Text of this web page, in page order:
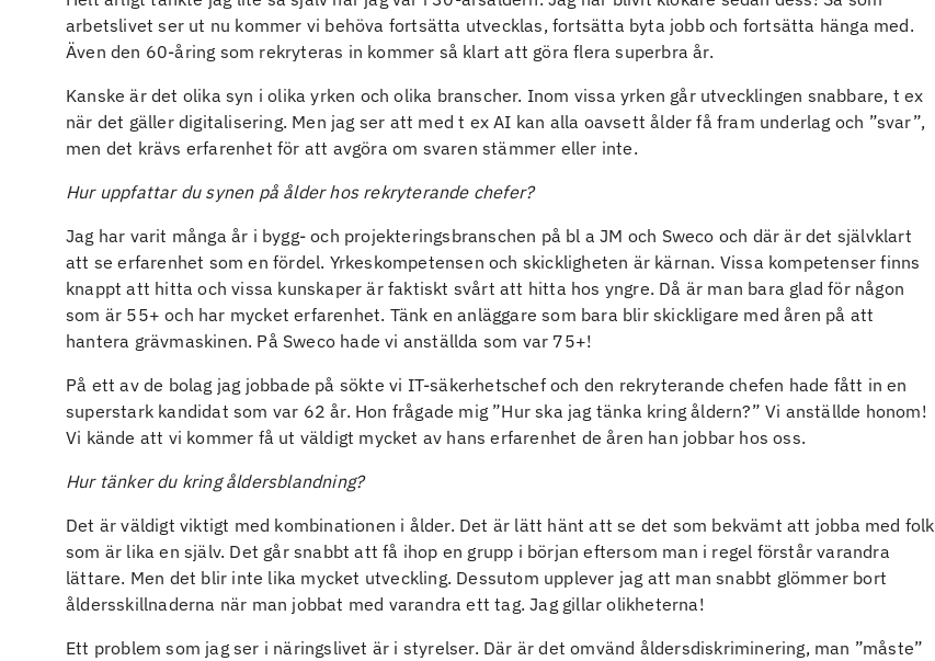
arbetslivet ser ut nu kommer vi behöva fortsätta utvecklas, fortsätta byta jobb och fortsätta hänga med.
Även den 60-åring som rekryteras in kommer så klart att göra flera superbra år.
Kanske är det olika syn i olika yrken och olika branscher. Inom vissa yrken går utvecklingen snabbare, t ex
när det gäller digitalisering. Men jag ser att med t ex AI kan alla oavsett ålder få fram underlag och ”svar”,
men det krävs erfarenhet för att avgöra om svaren stämmer eller inte.
Hur uppfattar du synen på ålder hos rekryterande chefer?
Jag har varit många år i bygg- och projekteringsbranschen på bl a JM och Sweco och där är det självklart
att se erfarenhet som en fördel. Yrkeskompetensen och skickligheten är kärnan. Vissa kompetenser finns
knappt att hitta och vissa kunskaper är faktiskt svårt att hitta hos yngre. Då är man bara glad för någon
som är 55+ och har mycket erfarenhet. Tänk en anläggare som bara blir skickligare med åren på att
hantera grävmaskinen. På Sweco hade vi anställda som var 75+!
På ett av de bolag jag jobbade på sökte vi IT-säkerhetschef och den rekryterande chefen hade fått in en
superstark kandidat som var 62 år. Hon frågade mig ”Hur ska jag tänka kring åldern?” Vi anställde honom!
Vi kände att vi kommer få ut väldigt mycket av hans erfarenhet de åren han jobbar hos oss.
Hur tänker du kring åldersblandning?
Det är väldigt viktigt med kombinationen i ålder. Det är lätt hänt att se det som bekvämt att jobba med folk
som är lika en själv. Det går snabbt att få ihop en grupp i början eftersom man i regel förstår varandra
lättare. Men det blir inte lika mycket utveckling. Dessutom upplever jag att man snabbt glömmer bort
åldersskillnaderna när man jobbat med varandra ett tag. Jag gillar olikheterna!
Ett problem som jag ser i näringslivet är i styrelser. Där är det omvänd åldersdiskriminering, man ”måste”